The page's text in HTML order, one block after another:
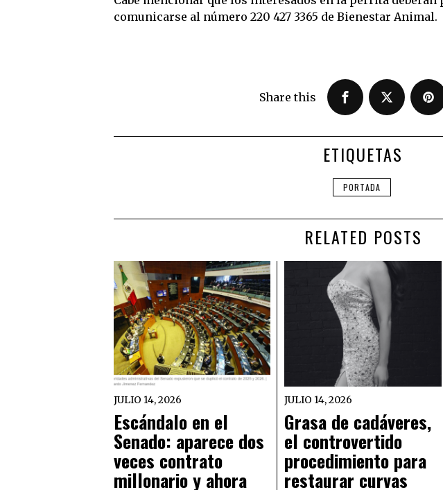
comunicarse al número 220 427 3365 de Bienestar Animal.
Share this
ETIQUETAS
PORTADA
RELATED POSTS
JULIO 14, 2026
Escándalo en el
Senado: aparece dos
veces contrato
millonario y ahora
JULIO 14, 2026
Grasa de cadáveres,
el controvertido
procedimiento para
restaurar curvas